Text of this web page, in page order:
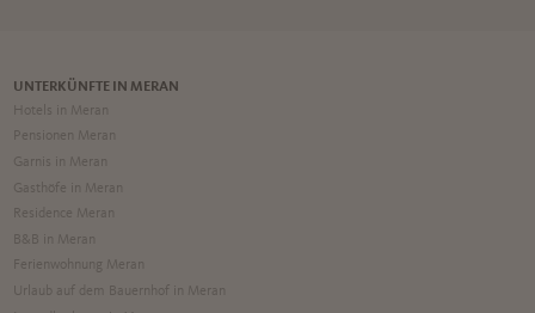
UNTERKÜNFTE IN MERAN
Hotels in Meran
Pensionen Meran
Garnis in Meran
Gasthöfe in Meran
Residence Meran
B&B in Meran
Ferienwohnung Meran
Urlaub auf dem Bauernhof in Meran